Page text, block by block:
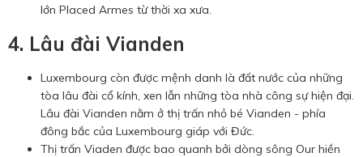
lớn Placed Armes từ thời xa xưa.
4. Lâu đài Vianden
Luxembourg còn được mệnh danh là đất nước của những
tòa lâu đài cổ kính, xen lẫn những tòa nhà công sự hiện đại.
Lâu đài Vianden nằm ở thị trấn nhỏ bé Vianden - phía
đông bắc của Luxembourg giáp với Đức.
Thị trấn Viaden được bao quanh bởi dòng sông Our hiền